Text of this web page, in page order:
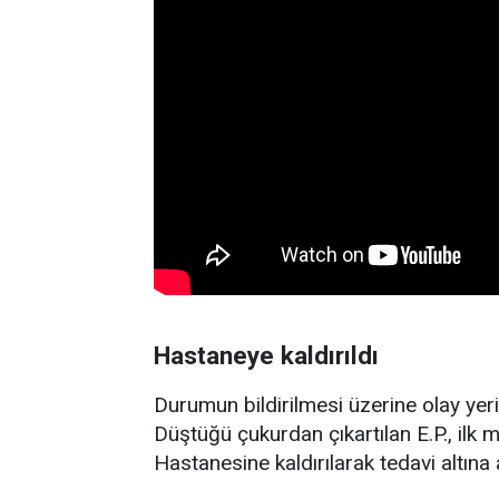
Hastaneye kaldırıldı
Durumun bildirilmesi üzerine olay
Düştüğü çukurdan çıkartılan E.P., ilk
Hastanesine kaldırılarak tedavi altına